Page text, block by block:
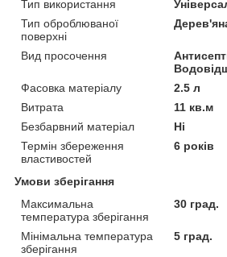
Тип використання
Тип оброблюваної
поверхні
Вид просочення
Фасовка матеріалу
2.5 л
Витрата
11 кв.м
Безбарвний матеріал
Ні
Термін збереження
властивостей
6 років
Умови зберігання
Максимальна
температура зберігання
30 град.
Мінімальна температура
зберігання
5 град.